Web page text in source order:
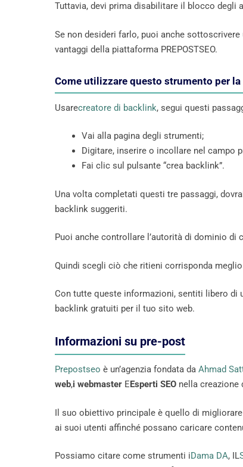
Tuttavia, devi prima disabilitare il blocco
Se non desideri farlo, puoi anche
vantaggi della piattaforma PREPOSTSEO.
Come utilizzare questo strumento per
Usarecreatore di backlink, segui questi
Vai alla pagina degli strumenti;
Digitare, inserire o incollare nel campo
Fai clic sul pulsante “crea backlink”.
Una volta completati questi tre passaggi,
backlink suggeriti.
Puoi anche controllare l’autorità di dominio di
Quindi scegli ciò che ritieni corrisponda
Con tutte queste informazioni, sentiti libero di
backlink gratuiti per il tuo sito web.
Informazioni su pre-post
Prepostseo è un’agenzia fondata da Ahmad
web,i webmaster E Esperti SEO nella
Il suo obiettivo principale è quello di
ai suoi utenti affinché possano caricare
Possiamo citare come strumenti iDama DA, IL